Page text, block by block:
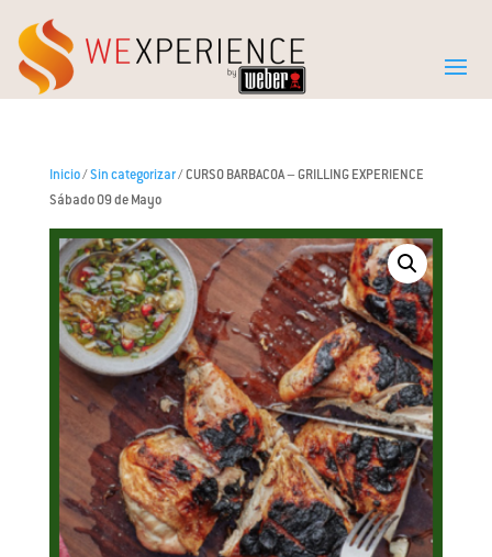
Inicio/Sin categorizar/ CURSO BARBACOA – GRILLING EXPERIENCE
Sábado 09 de Mayo